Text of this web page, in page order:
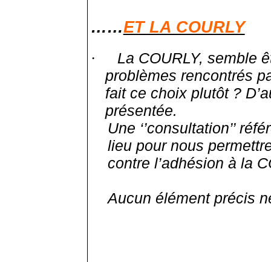
……ET LA COURLY
·
La COURLY, semble
problèmes rencontrés
fait ce choix plutôt ?
présentée.
Une ‘’consultation’’
lieu pour nous
contre l’adhésion à la
Aucun élément précis